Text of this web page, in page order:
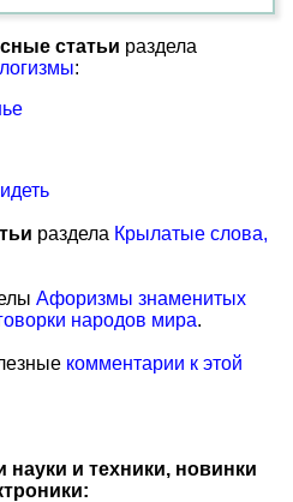
статьи раздела
:
раздела Крылатые слова,
Афоризмы знаменитых
народов мира.
комментарии к этой
науки и техники, новинки